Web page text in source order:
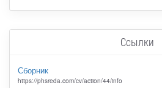
Ссылки
Сборник
https://phsreda.com/cv/action/44/info